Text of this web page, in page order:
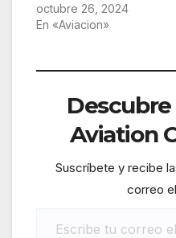
octubre 26, 2024
En «Aviacion»
Aviation
Suscríbete y recibe
correo